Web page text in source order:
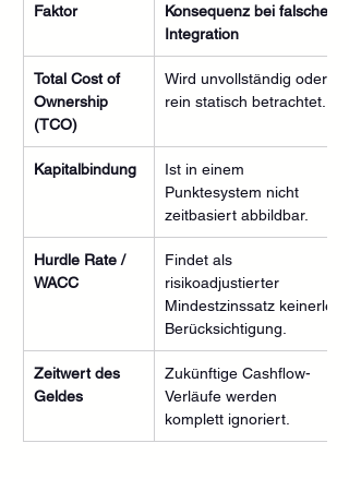
Faktor
Konsequenz bei falscher
Integration
Total Cost of
Ownership
(TCO)
Wird unvollständig oder
rein statisch betrachtet.
Kapitalbindung
Ist in einem
Punktesystem nicht
zeitbasiert abbildbar.
Hurdle Rate /
WACC
Findet als
risikoadjustierter
Mindestzinssatz keinerlei
Berücksichtigung.
Zeitwert des
Geldes
Zukünftige Cashflow-
Verläufe werden
komplett ignoriert.